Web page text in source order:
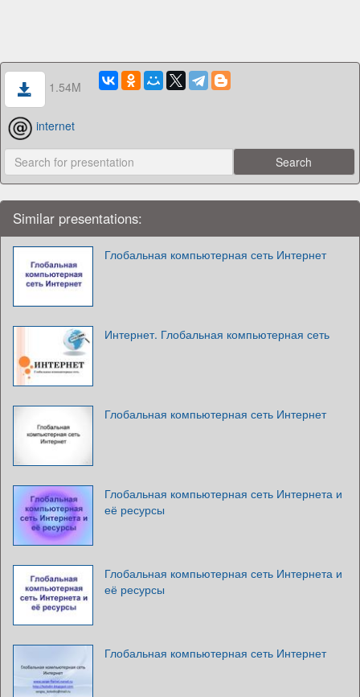
1.54M
internet
Similar presentations:
Глобальная компьютерная сеть Интернет
Интернет. Глобальная компьютерная сеть
Глобальная компьютерная сеть Интернет
Глобальная компьютерная сеть Интернета и
её ресурсы
Глобальная компьютерная сеть Интернета и
её ресурсы
Глобальная компьютерная сеть Интернет